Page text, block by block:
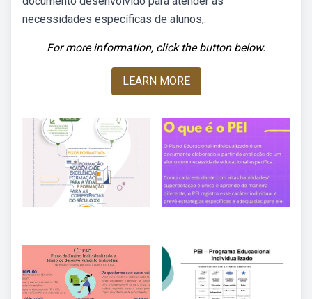
necessidades específicas de alunos,.
For more information, click the button below.
LEARN MORE